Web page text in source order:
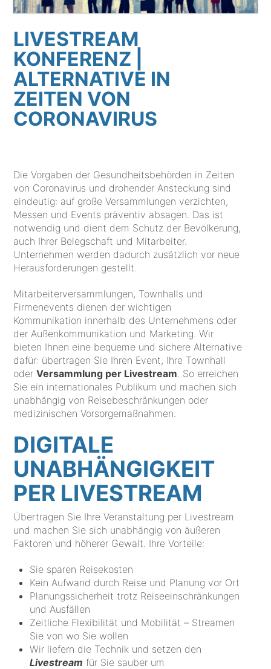
LIVESTREAM
KONFERENZ |
ALTERNATIVE IN
ZEITEN VON
CORONAVIRUS
Die Vorgaben der Gesundheitsbehörden in Zeiten
von Coronavirus und drohender Ansteckung sind
eindeutig: auf große Versammlungen verzichten,
Messen und Events präventiv absagen. Das ist
notwendig und dient dem Schutz der Bevölkerung,
auch Ihrer Belegschaft und Mitarbeiter.
Unternehmen werden dadurch zusätzlich vor neue
Herausforderungen gestellt.
Mitarbeiterversammlungen, Townhalls und
Firmenevents dienen der wichtigen
Kommunikation innerhalb des Unternehmens oder
der Außenkommunikation und Marketing. Wir
bieten Ihnen eine bequeme und sichere Alternative
dafür: übertragen Sie Ihren Event, Ihre Townhall
oderVersammlung per Livestream. So erreichen
Sie ein internationales Publikum und machen sich
unabhängig von Reisebeschränkungen oder
medizinischen Vorsorgemaßnahmen.
DIGITALE
UNABHÄNGIGKEIT
PER LIVESTREAM
Übertragen Sie Ihre Veranstaltung per Livestream
und machen Sie sich unabhängig von äußeren
Faktoren und höherer Gewalt. Ihre Vorteile:
Sie sparen Reisekosten
Kein Aufwand durch Reise und Planung vor Ort
Planungssicherheit trotz Reiseeinschränkungen
und Ausfällen
Zeitliche Flexibilität und Mobilität – Streamen
Sie von wo Sie wollen
Wir liefern die Technik und setzen den
Livestream für Sie sauber um